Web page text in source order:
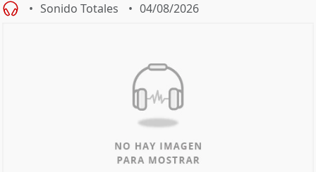
Sonido Totales 04/08/2026